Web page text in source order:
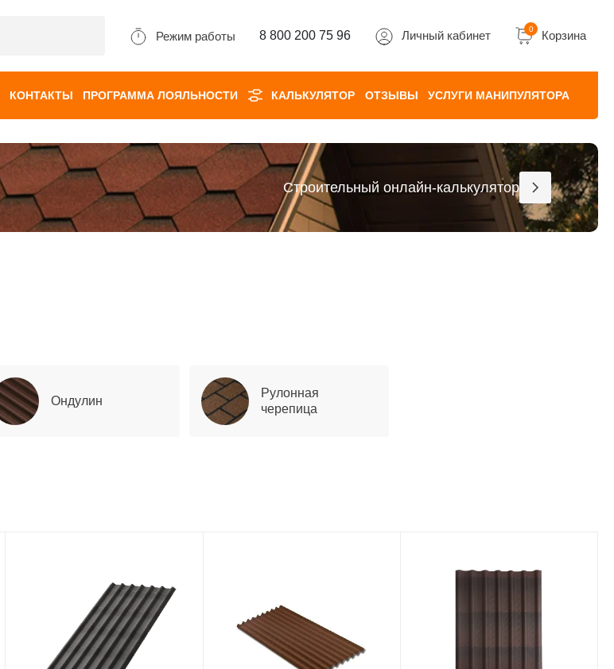
Режим работы 8 800 200 75 96 Личный кабинет 0 Корзина
КОНТАКТЫ ПРОГРАММА ЛОЯЛЬНОСТИ КАЛЬКУЛЯТОР ОТЗЫВЫ УСЛУГИ МАНИПУЛЯТОРА
Строительный онлайн-калькулятор
Ондулин
Рулонная
черепица